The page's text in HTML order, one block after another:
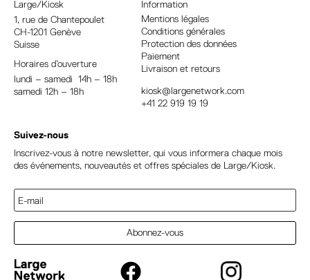
Large/Kiosk
1, rue de Chantepoulet
CH-1201 Genève
Suisse
Horaires d’ouverture
lundi – samedi 14h – 18h
samedi 12h – 18h
Information
Mentions légales
Conditions générales
Protection des données
Paiement
Livraison et retours
kiosk@largenetwork.com
+41 22 919 19 19
Suivez-nous
Inscrivez-vous à notre newsletter, qui vous informera chaque mois
des événements, nouveautés et offres spéciales de Large/Kiosk.
Abonnez-vous